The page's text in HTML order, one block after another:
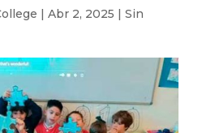
| Abr 2, 2025 | Sin